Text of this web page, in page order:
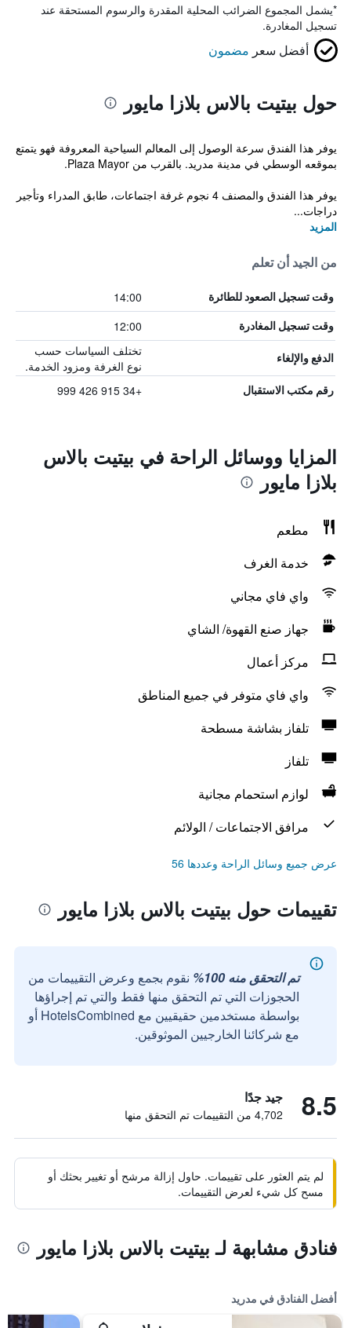
*يشمل المجموع الضرائب المحلية المقدرة والرسوم المستحقة عند
تسجيل المغادرة.
أفضل سعر مضمون
حول بيتيت بالاس بلازا مايور
يوفر هذا الفندق سرعة الوصول إلى المعالم السياحية المعروفة فهو يتمتع
بموقعه الوسطي في مدينة مدريد. بالقرب من Plaza Mayor.
يوفر هذا الفندق والمصنف 4 نجوم غرفة اجتماعات، طابق المدراء وتأجير
دراجات...
المزيد
من الجيد أن تعلم
وقت تسجيل الصعود للطائرة 14:00
وقت تسجيل المغادرة 12:00
الدفع والإلغاء
تختلف السياسات حسب
نوع الغرفة ومزود الخدمة.
رقم مكتب الاستقبال +34 915 426 999
المزايا ووسائل الراحة في بيتيت بالاس
بلازا مايور
مطعم
خدمة الغرف
واي فاي مجاني
جهاز صنع القهوة/ الشاي
مركز أعمال
واي فاي متوفر في جميع المناطق
تلفاز بشاشة مسطحة
تلفاز
لوازم استحمام مجانية
مرافق الاجتماعات / الولائم
عرض جميع وسائل الراحة وعددها 56
تقييمات حول بيتيت بالاس بلازا مايور
تم التحقق منه 100%
نقوم بجمع وعرض التقييمات من
الحجوزات التي تم التحقق منها فقط والتي تم إجراؤها
بواسطة مستخدمين حقيقيين مع HotelsCombined أو
مع شركائنا الخارجيين الموثوقين.
8.5 جيد جدًا
4,702 من التقييمات تم التحقق منها
لم يتم العثور على تقييمات. حاول إزالة مرشح أو تغيير بحثك أو
مسح كل شيء لعرض التقييمات.
فنادق مشابهة لـ بيتيت بالاس بلازا مايور
أفضل الفنادق في مدريد